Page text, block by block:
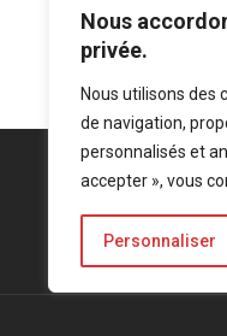
Nous
privée.
Nous utilisons des
de navigation,
personnalisés et
accepter », vous
Personnaliser
Mentions légales-